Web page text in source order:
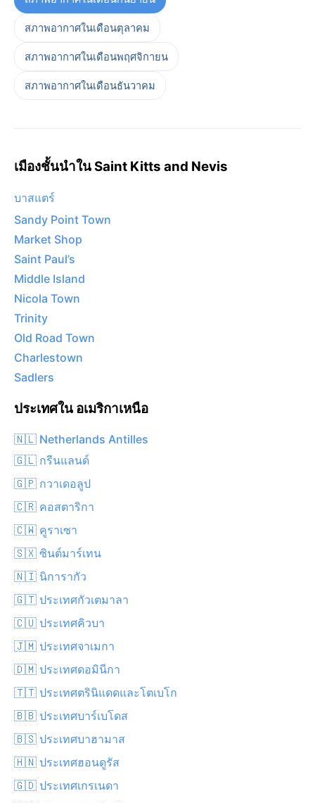
สภาพอากาศในเดือนตุลาคม
สภาพอากาศในเดือนพฤศจิกายน
สภาพอากาศในเดือนธันวาคม
เมืองชั้นนำใน Saint Kitts and Nevis
บาสแตร์
Sandy Point Town
Market Shop
Saint Paul’s
Middle Island
Nicola Town
Trinity
Old Road Town
Charlestown
Sadlers
ประเทศใน อเมริกาเหนือ
🇳🇱 Netherlands Antilles
🇬🇱 กรีนแลนด์
🇬🇵 กวาเดอลูป
🇨🇷 คอสตาริกา
🇨🇼 คูราเซา
🇸🇽 ซินต์มาร์เทน
🇳🇮 นิการากัว
🇬🇹 ประเทศกัวเตมาลา
🇨🇺 ประเทศคิวบา
🇯🇲 ประเทศจาเมกา
🇩🇲 ประเทศดอมินีกา
🇹🇹 ประเทศตรินิแดดและโตเบโก
🇧🇧 ประเทศบาร์เบโดส
🇧🇸 ประเทศบาฮามาส
🇭🇳 ประเทศฮอนดูรัส
🇬🇩 ประเทศเกรเนดา